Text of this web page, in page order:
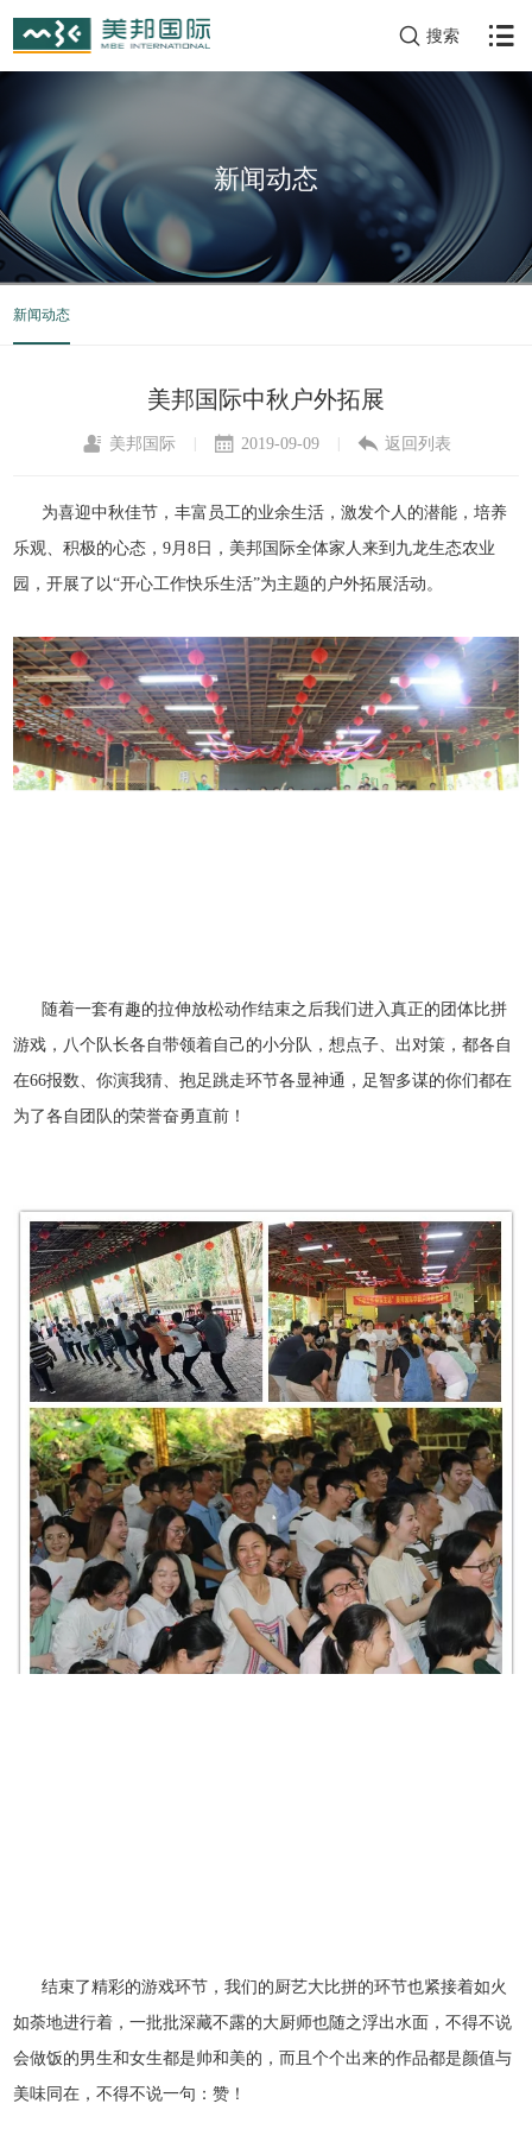
搜索
新闻动态
新闻动态
美邦国际中秋户外拓展
美邦国际 | 2019-09-09 | 返回列表
为喜迎中秋佳节，丰富员工的业余生活，激发个人的潜能，培养
乐观、积极的心态，9月8日，美邦国际全体家人来到九龙生态农业
园，开展了以“开心工作快乐生活”为主题的户外拓展活动。
随着一套有趣的拉伸放松动作结束之后我们进入真正的团体比拼
游戏，八个队长各自带领着自己的小分队，想点子、出对策，都各自
在66报数、你演我猜、抱足跳走环节各显神通，足智多谋的你们都在
为了各自团队的荣誉奋勇直前！
结束了精彩的游戏环节，我们的厨艺大比拼的环节也紧接着如火
如荼地进行着，一批批深藏不露的大厨师也随之浮出水面，不得不说
会做饭的男生和女生都是帅和美的，而且个个出来的作品都是颜值与
美味同在，不得不说一句：赞！